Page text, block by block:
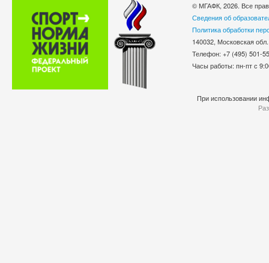
© МГАФК, 2026. Все
Сведения об
Политика обработки
140032, Московская
Телефон: +7 (495)
Часы работы: пн-пт с
При использовании